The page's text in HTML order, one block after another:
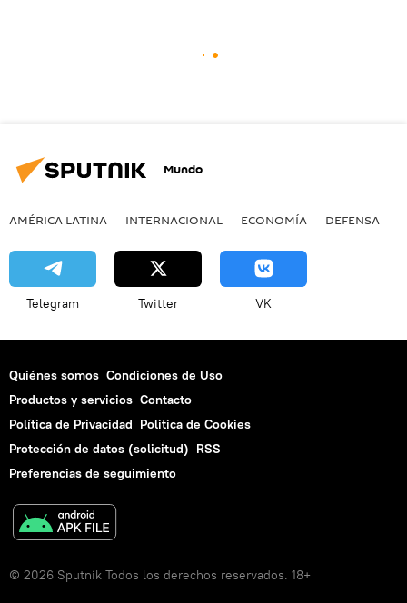
Mundo
AMÉRICA LATINA INTERNACIONAL ECONOMÍA DEFENSA
Telegram Twitter VK
Quiénes somos Condiciones de Uso
Productos y servicios Contacto
Política de Privacidad Politica de Cookies
Protección de datos (solicitud) RSS
Preferencias de seguimiento
© 2026 Sputnik Todos los derechos reservados. 18+